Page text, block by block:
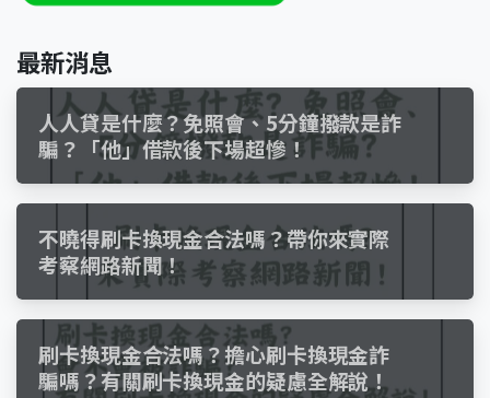
最新消息
人人貸是什麼？免照會、5分鐘撥款是詐
騙？「他」借款後下場超慘！
不曉得刷卡換現金合法嗎？帶你來實際
考察網路新聞！
刷卡換現金合法嗎？擔心刷卡換現金詐
騙嗎？有關刷卡換現金的疑慮全解說！